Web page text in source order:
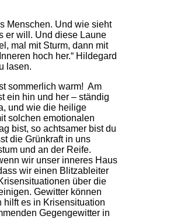
Menschen. Und wie sieht
er will. Und diese Laune
mal mit Sturm, dann mit
hoch her.“ Hildegard
lasen.
sommerlich warm! Am
ein hin und her – ständig
und wie die heilige
solchen emotionalen
bist, so achtsamer bist du
die Grünkraft in uns
und an der Reife.
wir unser inneres Haus
wir einen Blitzableiter
über die
Gewitter können
hilft es in Krisensituation
Gegengewitter in